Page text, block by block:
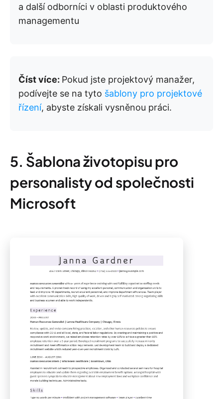
a další odborníci v oblasti produktového
managementu
Číst více: Pokud jste projektový manažer,
podívejte se na tyto šablony pro projektové
řízení, abyste získali vysněnou práci.
5. Šablona životopisu pro
personalisty od společnosti
Microsoft